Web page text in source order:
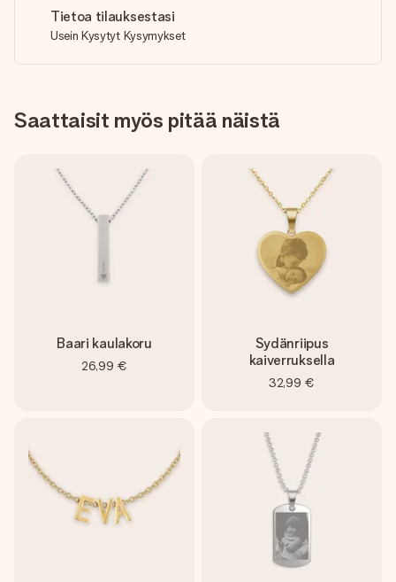
Tietoa tilauksestasi
Usein Kysytyt Kysymykset
Saattaisit myös pitää näistä
Baari kaulakoru
26,99 €
Sydänriipus
kaiverruksella
32,99 €